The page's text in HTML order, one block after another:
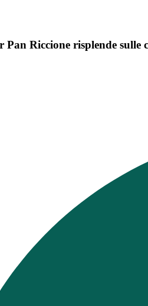
Pan Riccione risplende sulle